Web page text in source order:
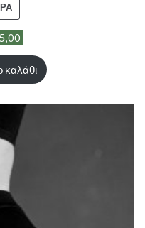
ΠΡΟΪΌΝ
ΠΡΟΣΦΟΡΆ
καλάθι